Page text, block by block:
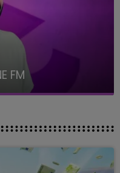
CHAMPAGNE FM